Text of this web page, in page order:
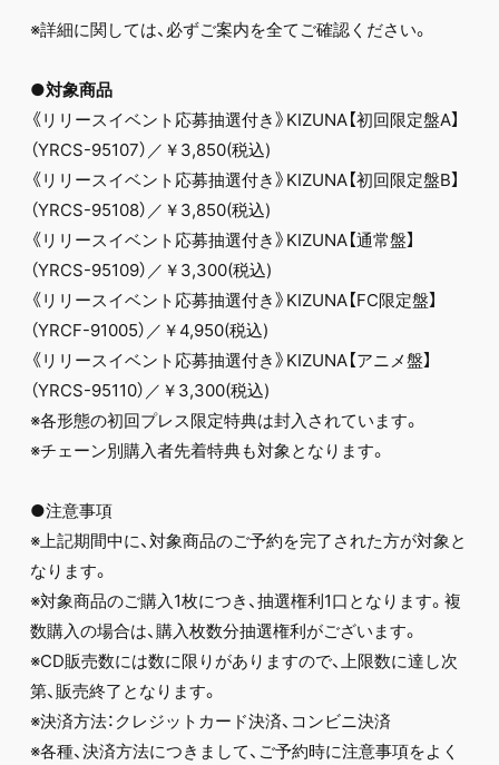
※詳細に関しては、必ずご案内を全てご確認ください。
●対象商品
《リリースイベント応募抽選付き》KIZUNA【初回限定盤A】
（YRCS-95107）／￥3,850(税込)
《リリースイベント応募抽選付き》KIZUNA【初回限定盤B】
（YRCS-95108）／￥3,850(税込)
《リリースイベント応募抽選付き》KIZUNA【通常盤】
（YRCS-95109）／￥3,300(税込)
《リリースイベント応募抽選付き》KIZUNA【FC限定盤】
（YRCF-91005）／￥4,950(税込)
《リリースイベント応募抽選付き》KIZUNA【アニメ盤】
（YRCS-95110）／￥3,300(税込)
※各形態の初回プレス限定特典は封入されています。
※チェーン別購入者先着特典も対象となります。
●注意事項
※上記期間中に、対象商品のご予約を完了された方が対象と
なります。
※対象商品のご購入1枚につき、抽選権利1口となります。複
数購入の場合は、購入枚数分抽選権利がございます。
※CD販売数には数に限りがありますので、上限数に達し次
第、販売終了となります。
※決済方法：クレジットカード決済、コンビニ決済
※各種、決済方法につきまして、ご予約時に注意事項をよく